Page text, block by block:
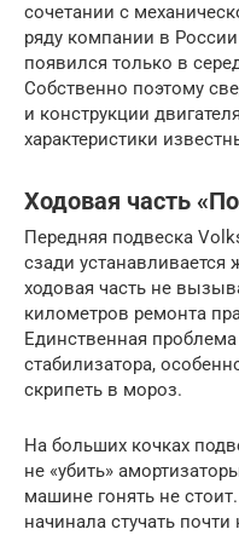
сочетании с
ряду компании в
появился только в
Собственно поэтому
и конструкции
характеристики
Ходовая часть
Передняя подвеска
сзади устанавливается
ходовая часть не
километров ремонта
Единственная
стабилизатора,
скрипеть в мороз.
На больших кочках
не «убить»
машине гонять не
начинала стучать